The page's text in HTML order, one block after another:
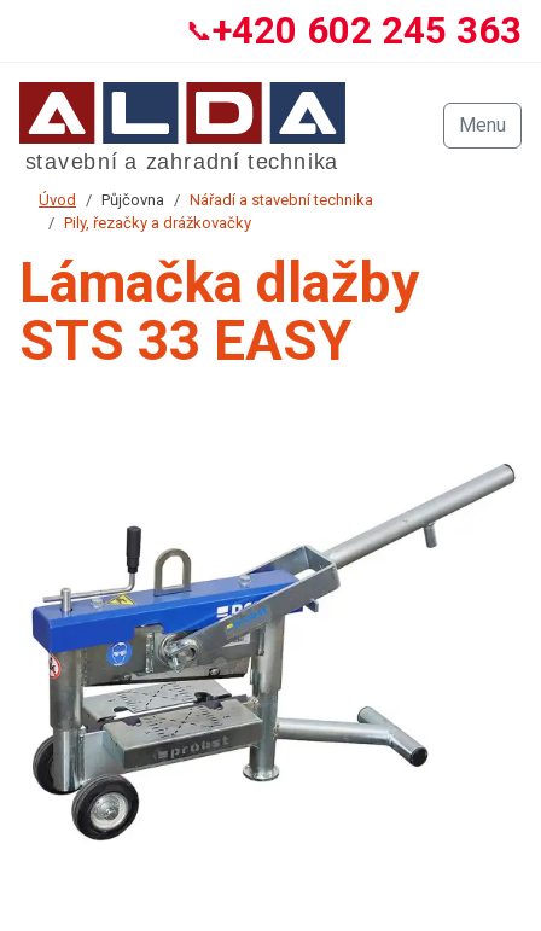
📞+420 602 245 363
Menu
Úvod Půjčovna
Nářadí a stavební technika
Pily, řezačky a drážkovačky
Lámačka dlažby
STS 33 EASY